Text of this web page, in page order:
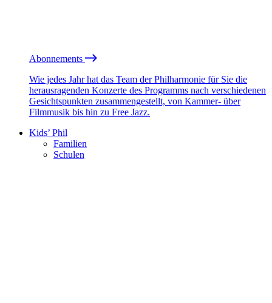
Abonnements
Wie jedes Jahr hat das Team der Philharmonie für Sie die
herausragenden Konzerte des Programms nach verschiedenen
Gesichtspunkten zusammengestellt, von Kammer- über
Filmmusik bis hin zu Free Jazz.
Kids’ Phil
Familien
Schulen